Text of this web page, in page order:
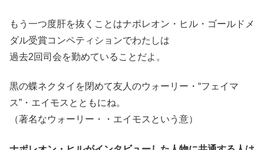
もう一つ度肝を抜くことはナポレオン・ヒル・ゴールドメ
ダル受賞コンペティションでわたしは
過去2回司会を勤めていることだよ。
黒の蝶ネクタイを閉めて友人のウォーリー・“フェイマ
ス”・エイモスとともにね。
（著名なウォーリー・・エイモスという意）